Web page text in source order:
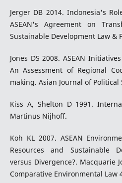
Jerger DB 2014. Indonesia's
ASEAN's Agreement on
Sustainable Development Law &
Jones DS 2008. ASEAN
An Assessment of Regional
making. Asian Journal of Political
Kiss A, Shelton D 1991.
Martinus Nijhoff.
Koh KL 2007. ASEAN
Resources and Sustainable
versus Divergence?. Macquarie
Comparative Environmental Law